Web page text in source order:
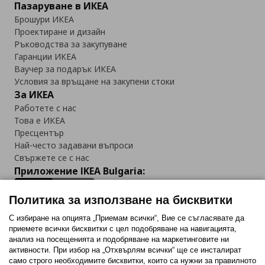
Пазаруване в ИКЕА
Брошури ИКЕА
Проектиране и дизайн
Ръководства за закупуване
Гаранции ИКЕА
Ваучер за подарък ИКЕА
Условия за връщане на закупени стоки
За ИКЕА
Работете с нас
Това е ИКЕА
Пресцентър
Най-често задавани въпроси
Свържете се с нас
Приложение IKEA Bulgaria:
Последвайте ни:
FacebookTwitterYoutubePinterestInstagram
Политика за използване на бисквитки
С избиране на опцията „Приемам всички“, Вие се съгласявате да
приемете всички бисквитки с цел подобряване на навигацията,
анализ на посещенията и подобряване на маркетинговите ни
активности. При избор на „Отхвърлям всички“ ще се инсталират
само строго необходимитe бисквитки, които са нужни за правилното